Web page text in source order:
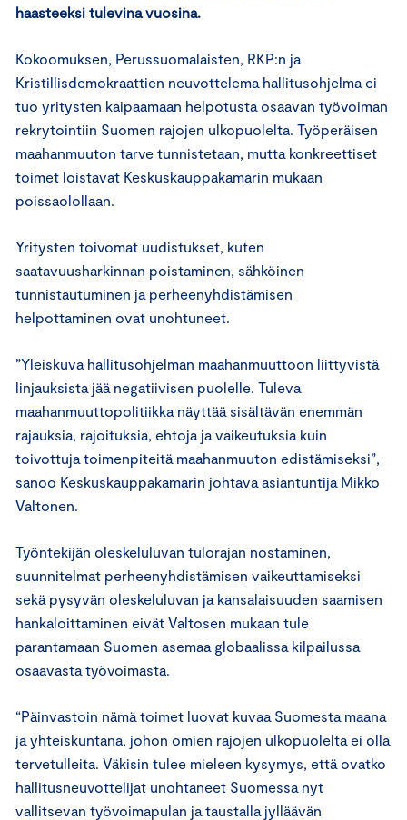
haasteeksi tulevina vuosina.
Kokoomuksen, Perussuomalaisten, RKP:n ja
Kristillisdemokraattien neuvottelema hallitusohjelma ei
tuo yritysten kaipaamaan helpotusta osaavan työvoiman
rekrytointiin Suomen rajojen ulkopuolelta. Työperäisen
maahanmuuton tarve tunnistetaan, mutta konkreettiset
toimet loistavat Keskuskauppakamarin mukaan
poissaolollaan.
Yritysten toivomat uudistukset, kuten
saatavuusharkinnan poistaminen, sähköinen
tunnistautuminen ja perheenyhdistämisen
helpottaminen ovat unohtuneet.
”Yleiskuva hallitusohjelman maahanmuuttoon liittyvistä
linjauksista jää negatiivisen puolelle. Tuleva
maahanmuuttopolitiikka näyttää sisältävän enemmän
rajauksia, rajoituksia, ehtoja ja vaikeutuksia kuin
toivottuja toimenpiteitä maahanmuuton edistämiseksi”,
sanoo Keskuskauppakamarin johtava asiantuntija Mikko
Valtonen.
Työntekijän oleskeluluvan tulorajan nostaminen,
suunnitelmat perheenyhdistämisen vaikeuttamiseksi
sekä pysyvän oleskeluluvan ja kansalaisuuden saamisen
hankaloittaminen eivät Valtosen mukaan tule
parantamaan Suomen asemaa globaalissa kilpailussa
osaavasta työvoimasta.
“Päinvastoin nämä toimet luovat kuvaa Suomesta maana
ja yhteiskuntana, johon omien rajojen ulkopuolelta ei olla
tervetulleita. Väkisin tulee mieleen kysymys, että ovatko
hallitusneuvottelijat unohtaneet Suomessa nyt
vallitsevan työvoimapulan ja taustalla jylläävän